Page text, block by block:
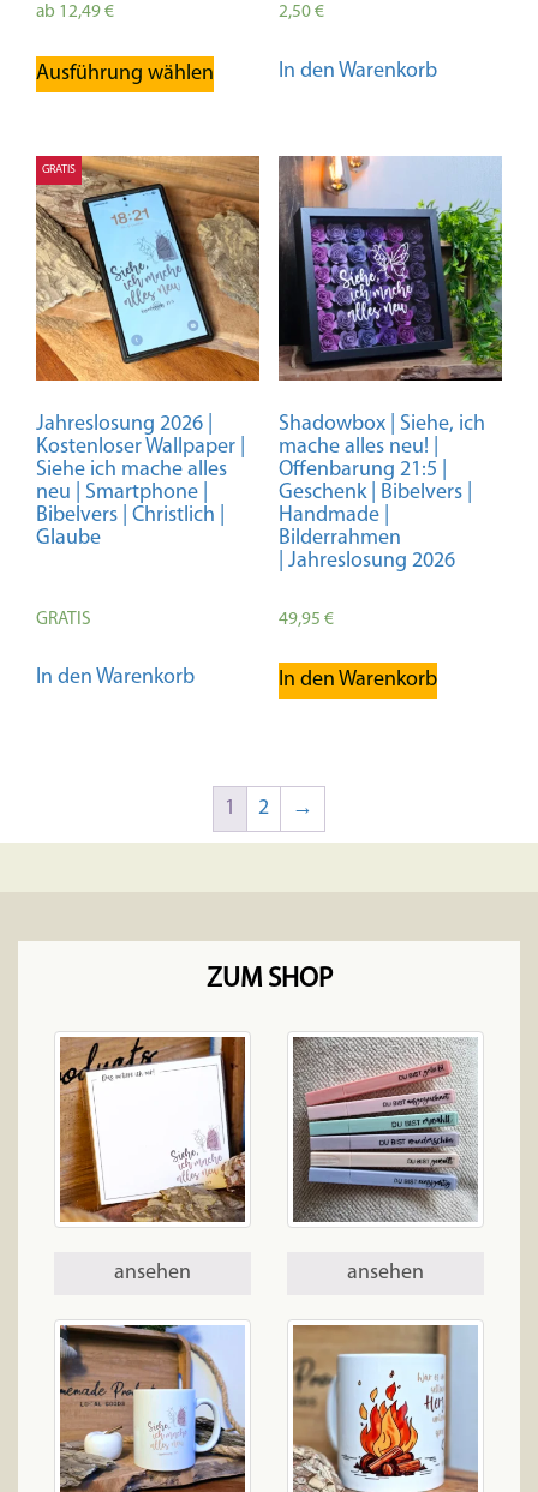
ab 12,49€
Ausführung wählen Produkt
Varianten
auf.
Die
Optionen
können
auf
der
Produktseite
werden
2,50€
In den Warenkorb
GRATIS
Jahreslosung 2026 |
Kostenloser Wallpaper |
Siehe ich mache alles
neu | Smartphone |
Bibelvers | Christlich |
Glaube
GRATIS
In den Warenkorb
Shadowbox | Siehe, ich
mache alles neu! |
Offenbarung 21:5 |
Geschenk | Bibelvers |
Handmade |
Bilderrahmen
| Jahreslosung 2026
49,95 €
In den Warenkorb
1 2 →
ZUM SHOP
ansehen ansehen